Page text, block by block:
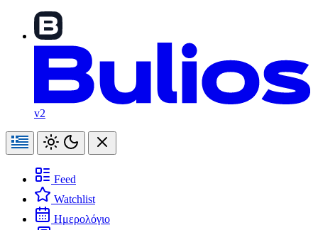
v2
Feed
Watchlist
Ημερολόγιο